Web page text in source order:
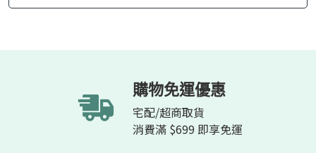
購物免運優惠
宅配/超商取貨
消費滿 $699 即享免運